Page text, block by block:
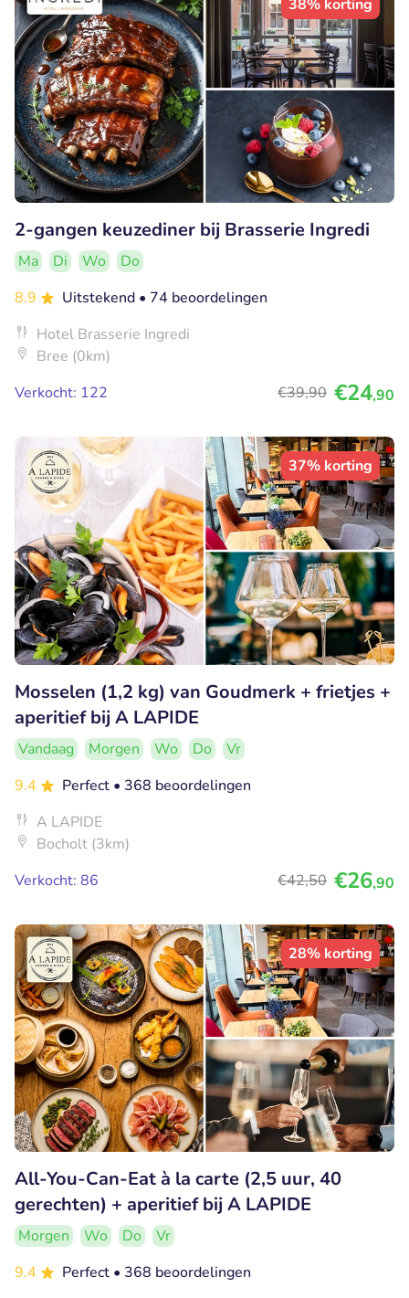
38% korting
2-gangen keuzediner bij Brasserie Ingredi
Ma Di Wo
Do
8.9
Uitstekend • 74 beoordelingen
Hotel Brasserie Ingredi
Bree (0km)
Verkocht: 122
€39,90 €24,90
37% korting
Mosselen (1,2 kg) van Goudmerk + frietjes +
aperitief bij A LAPIDE
Vandaag Morgen Wo Do
Vr
9.4
Perfect • 368 beoordelingen
A LAPIDE
Bocholt (3km)
Verkocht: 86
€42,50 €26,90
28% korting
All-You-Can-Eat à la carte (2,5 uur, 40
gerechten) + aperitief bij A LAPIDE
Morgen Wo Do
Vr
9.4
Perfect • 368 beoordelingen